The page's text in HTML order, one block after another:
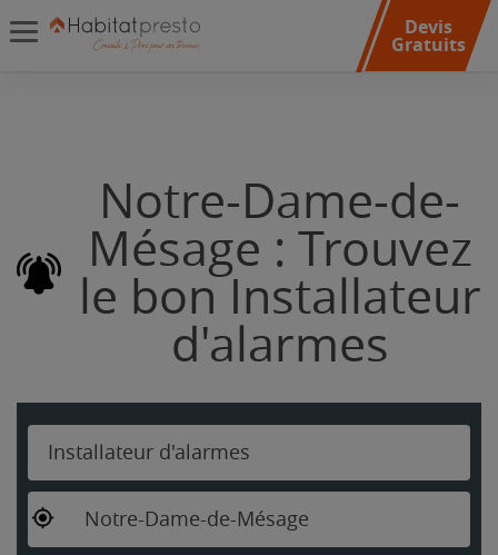
Devis
Gratuits
Notre-Dame-de-
Mésage : Trouvez
le bon Installateur
d'alarmes
Installateur d'alarmes
Notre-Dame-de-Mésage